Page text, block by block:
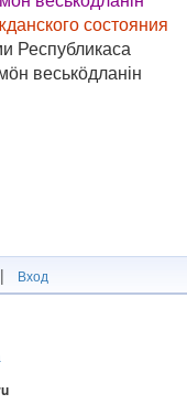
состояния
Республикаса
веськӧдланін
| Вход